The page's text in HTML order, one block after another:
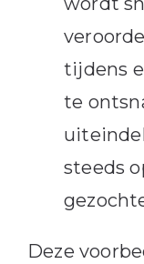
tijdens
te
steeds
Deze